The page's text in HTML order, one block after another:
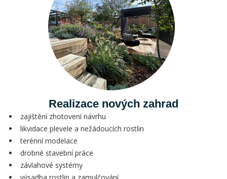
Realizace nových zahrad
zajištění zhotovení návrhu
likvidace plevele a nežádoucích rostlin
terénní modelace
drobné stavební práce
závlahové systémy